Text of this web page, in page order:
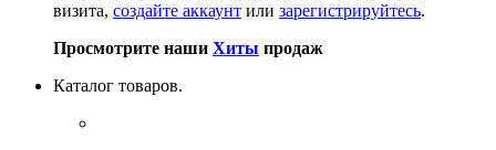
визита, создайте аккаунт или зарегистрируйтесь.
Просмотрите наши Хиты продаж
Каталог товаров.